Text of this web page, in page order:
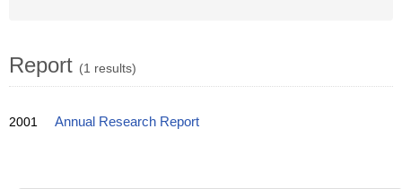
Report (1 results)
2001 Annual Research Report